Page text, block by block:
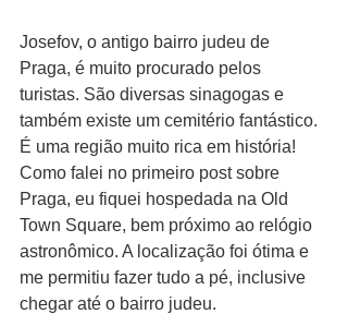
Josefov, o antigo bairro judeu de
Praga, é muito procurado pelos
turistas. São diversas sinagogas e
também existe um cemitério fantástico.
É uma região muito rica em história!
Como falei no primeiro post sobre
Praga, eu fiquei hospedada na Old
Town Square, bem próximo ao relógio
astronômico. A localização foi ótima e
me permitiu fazer tudo a pé, inclusive
chegar até o bairro judeu.